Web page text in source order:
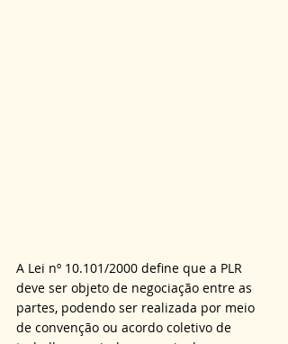
A Lei nº 10.101/2000 define que a PLR
deve ser objeto de negociação entre as
partes, podendo ser realizada por meio
de convenção ou acordo coletivo de